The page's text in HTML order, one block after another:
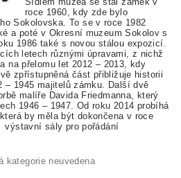
roce 1960, kdy zde bylo
Sokolovska. To se v roce 1982
a poté v Okresní muzeum Sokolov s
1986 také s novou stálou expozicí.
letech různými úpravami, z nichž
na přelomu let 2012 – 2013, kdy
zpřístupněná část přibližuje historii
– 1945 majitelů zámku. Další dvě
malíře Davida Friedmanna, který
1946 – 1947. Od roku 2014 probíhá
by měla být dokončena v roce
sály pro pořádání
kategorie neuvedena